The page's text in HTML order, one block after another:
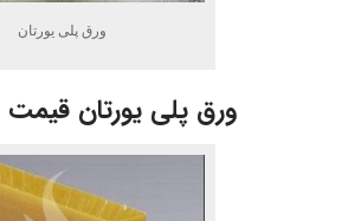
ورق پلی یورتان
ورق پلی یورتان قیمت